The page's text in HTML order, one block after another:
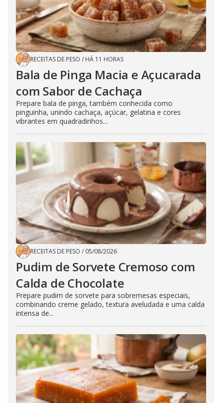
RECEITAS DE PESO / HÁ 11 HORAS
Bala de Pinga Macia e Açucarada
com Sabor de Cachaça
Prepare bala de pinga, também conhecida como
pinguinha, unindo cachaça, açúcar, gelatina e cores
vibrantes em quadradinhos...
RECEITAS DE PESO / 05/08/2026
Pudim de Sorvete Cremoso com
Calda de Chocolate
Prepare pudim de sorvete para sobremesas especiais,
combinando creme gelado, textura aveludada e uma calda
intensa de...